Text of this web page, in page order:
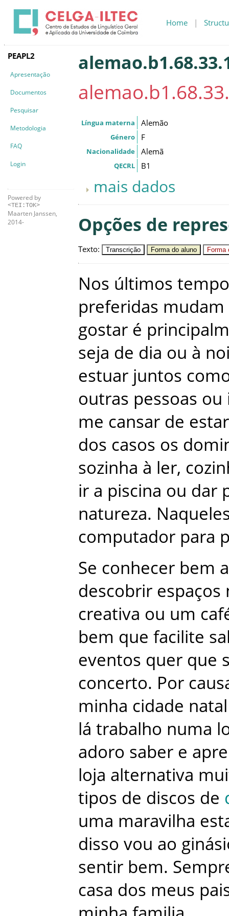
Home |
PEAPL2
Apresentação
Documentos
Pesquisar
Metodologia
FAQ
Login
Powered by
<TEI:TOK>
Maarten Janssen,
2014-
Língua materna Alemão
Género F
Nacionalidade Alemã
QECRL B1
mais dados
Opções de
Texto: Transcrição Forma do aluno Forma
Nos últimos
preferidas mudam
gostar é
seja de dia ou à
estuar juntos
outras pessoas ou
me cansar de estar
dos casos os
sozinha à ler,
ir a piscina ou dar
natureza.
computador para
Se conhecer bem a
descobrir espaços
creativa ou um
bem que facilite
eventos quer que
concerto. Por
minha cidade natal
lá trabalho numa
adoro saber e
loja alternativa
tipos de discos de
uma maravilha
disso vou ao
sentir bem.
casa dos meus